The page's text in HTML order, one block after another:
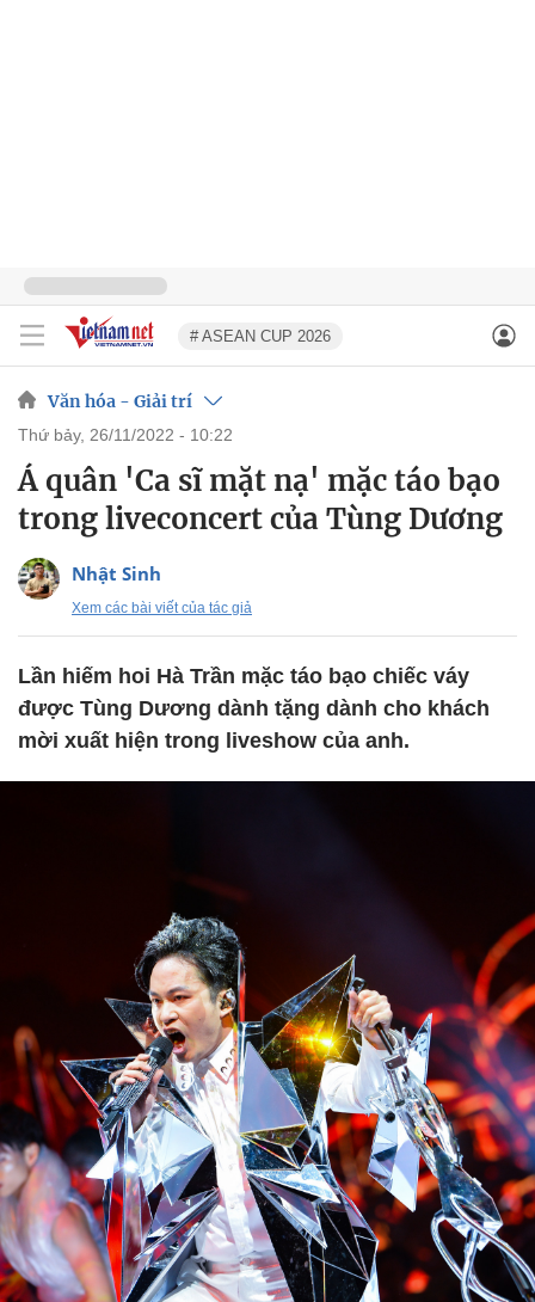
# ASEAN CUP 2026
Văn hóa - Giải trí
thứ bảy, 26/11/2022 - 10:22
Á quân 'Ca sĩ mặt nạ' mặc táo bạo
trong liveconcert của Tùng Dương
Nhật Sinh
Xem các bài viết của tác giả
Lần hiếm hoi Hà Trần mặc táo bạo chiếc váy
được Tùng Dương dành tặng dành cho khách
mời xuất hiện trong liveshow của anh.